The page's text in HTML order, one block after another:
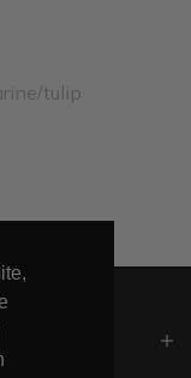
tulip